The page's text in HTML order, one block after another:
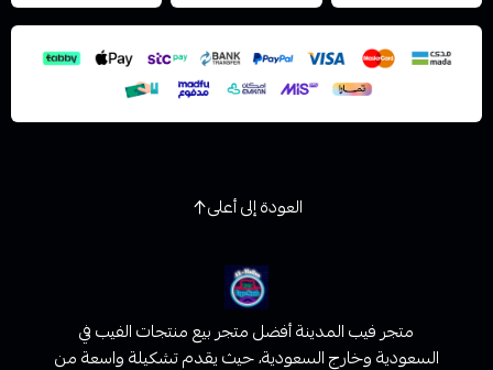
استعراض
العودة إلى أعلى
متجر فيب المدينة أفضل متجر بيع منتجات الفيب في
السعودية وخارج السعودية، حيث يقدم تشكيلة واسعة من